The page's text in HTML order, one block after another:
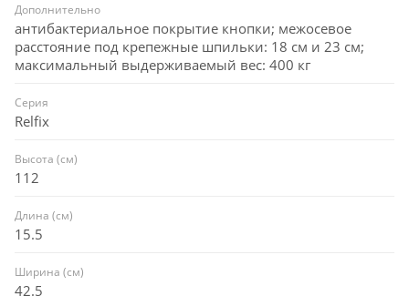
Дополнительно
антибактериальное покрытие кнопки; межосевое
расстояние под крепежные шпильки: 18 см и 23 см;
максимальный выдерживаемый вес: 400 кг
Серия
Relfix
Высота (см)
112
Длина (см)
15.5
Ширина (см)
42.5